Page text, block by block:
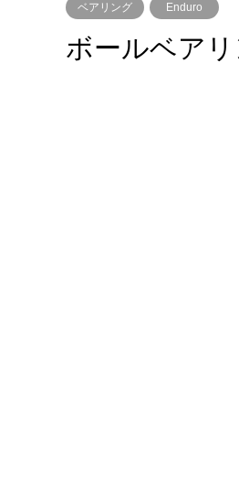
ベアリング Enduro
ボールベア